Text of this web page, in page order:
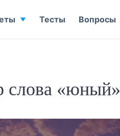
слова «юный»
Тесты Вопросы